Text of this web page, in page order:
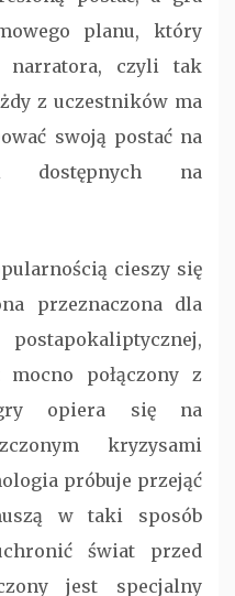
planu, który
narratora, czyli tak
z uczestników ma
swoją postać na
dostępnych na
cieszy się
przeznaczona dla
połączony z
gry opiera się na
kryzysami
próbuje przejąć
w taki sposób
świat przed
jest specjalny